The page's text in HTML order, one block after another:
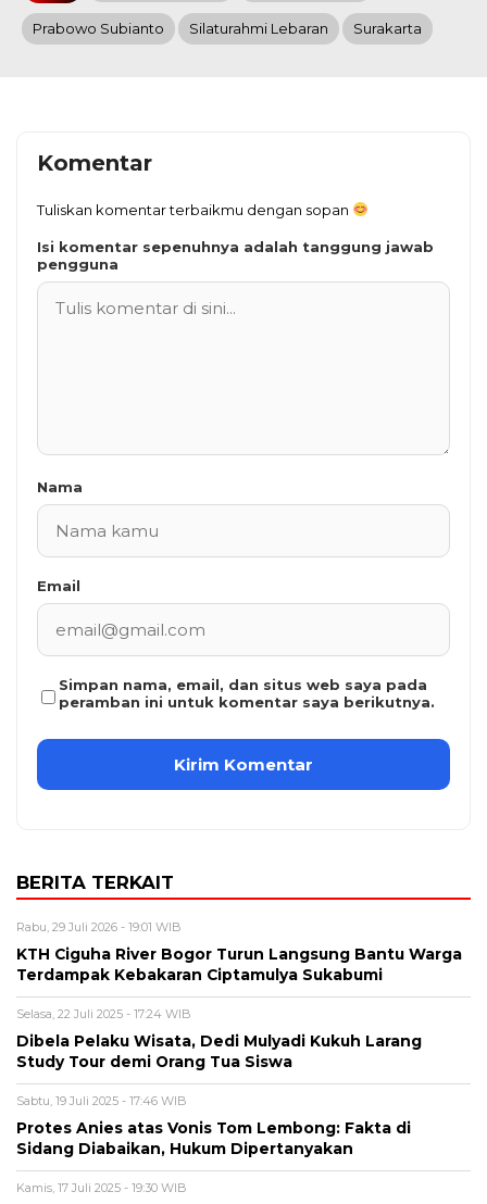
Prabowo Subianto Silaturahmi Lebaran Surakarta
Komentar
Tuliskan komentar terbaikmu dengan sopan
Isi komentar sepenuhnya adalah tanggung jawab
pengguna
Nama
Email
Simpan nama, email, dan situs web saya pada
peramban ini untuk komentar saya berikutnya.
BERITA TERKAIT
Rabu, 29 Juli 2026 - 19:01 WIB
KTH Ciguha River Bogor Turun Langsung Bantu Warga
Terdampak Kebakaran Ciptamulya Sukabumi
Selasa, 22 Juli 2025 - 17:24 WIB
Dibela Pelaku Wisata, Dedi Mulyadi Kukuh Larang
Study Tour demi Orang Tua Siswa
Sabtu, 19 Juli 2025 - 17:46 WIB
Protes Anies atas Vonis Tom Lembong: Fakta di
Sidang Diabaikan, Hukum Dipertanyakan
Kamis, 17 Juli 2025 - 19:30 WIB